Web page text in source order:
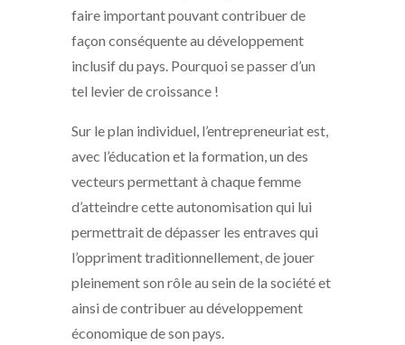
faire important pouvant contribuer de
façon conséquente au développement
inclusif du pays. Pourquoi se passer d’un
tel levier de croissance !
Sur le plan individuel, l’entrepreneuriat est,
avec l’éducation et la formation, un des
vecteurs permettant à chaque femme
d’atteindre cette autonomisation qui lui
permettrait de dépasser les entraves qui
l’oppriment traditionnellement, de jouer
pleinement son rôle au sein de la société et
ainsi de contribuer au développement
économique de son pays.